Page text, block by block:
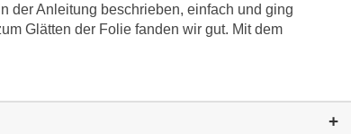
der Anleitung beschrieben, einfach und ging
Glätten der Folie fanden wir gut. Mit dem